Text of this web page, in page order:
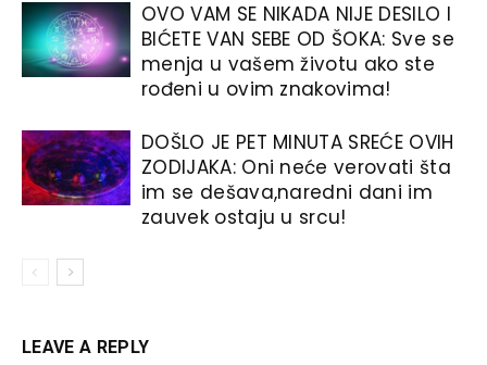
OVO VAM SE NIKADA NIJE DESILO I
BIĆETE VAN SEBE OD ŠOKA: Sve se
menja u vašem životu ako ste
rođeni u ovim znakovima!
DOŠLO JE PET MINUTA SREĆE OVIH
ZODIJAKA: Oni neće verovati šta
im se dešava,naredni dani im
zauvek ostaju u srcu!
LEAVE A REPLY